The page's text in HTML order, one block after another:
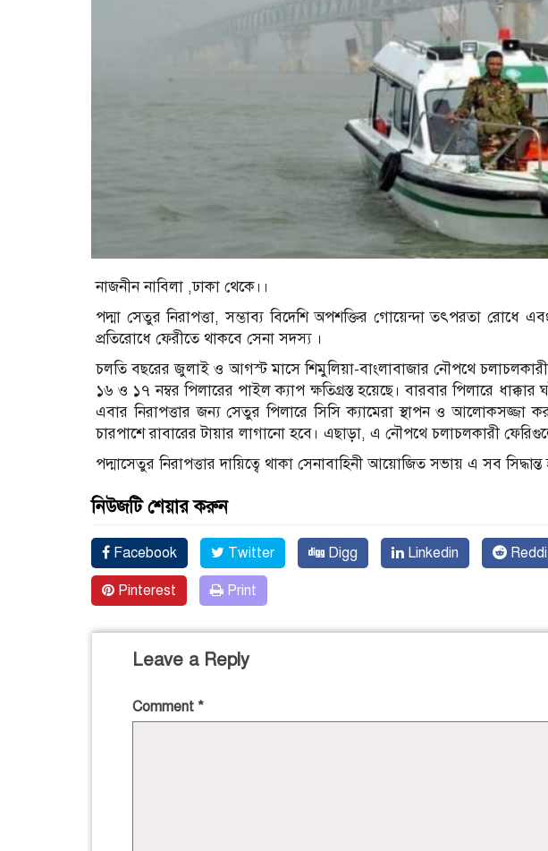
নাজনীন নাবিলা ,ঢাকা থেকে।।
পদ্মা সেতুর নিরাপত্তা, সম্ভাব্য বিদেশি অপশক্তির গোয়েন্দা তৎপরতা রোধে
প্রতিরোধে ফেরীতে থাকবে সেনা সদস্য ।
চলতি বছরের জুলাই ও আগস্ট মাসে শিমুলিয়া-বাংলাবাজার নৌপথে চলাচলকারী
১৬ ও ১৭ নম্বর পিলারের পাইল ক্যাপ ক্ষতিগ্রস্ত হয়েছে। বারবার পিলারে ধাক্কার
এবার নিরাপত্তার জন্য সেতুর পিলারে সিসি ক্যামেরা স্থাপন ও আলোকসজ্জা
চারপাশে রাবারের টায়ার লাগানো হবে। এছাড়া, এ নৌপথে চলাচলকারী
পদ্মাসেতুর নিরাপত্তার দায়িত্বে থাকা সেনাবাহিনী আয়োজিত সভায় এ সব সিদ্ধান্ত
নিউজটি শেয়ার করুন
Facebook Twitter Digg Linkedin
Pinterest Print
Leave a Reply
Comment *